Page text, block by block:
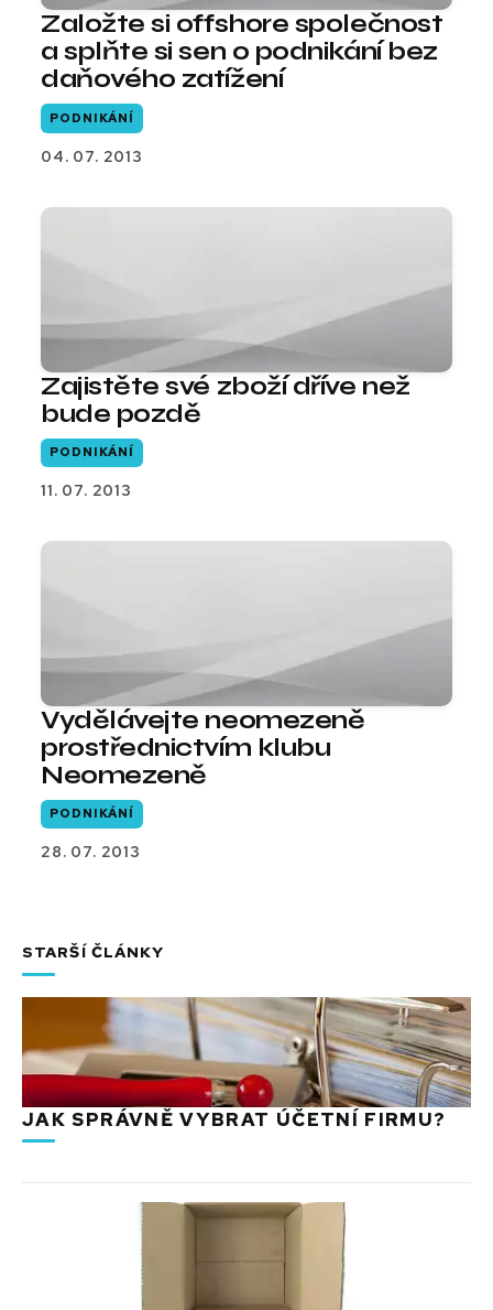
Založte si offshore společnost
a splňte si sen o podnikání bez
daňového zatížení
PODNIKÁNÍ
04. 07. 2013
Zajistěte své zboží dříve než
bude pozdě
PODNIKÁNÍ
11. 07. 2013
Vydělávejte neomezeně
prostřednictvím klubu
Neomezeně
PODNIKÁNÍ
28. 07. 2013
STARŠÍ ČLÁNKY
JAK SPRÁVNĚ VYBRAT ÚČETNÍ FIRMU?